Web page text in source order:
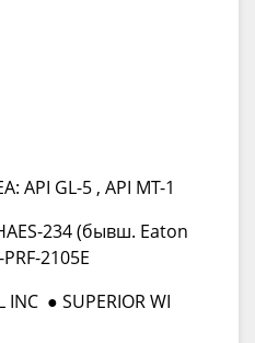
API GL-5 , API MT-1
234 (бывш. Eaton
2105E
● SUPERIOR WI